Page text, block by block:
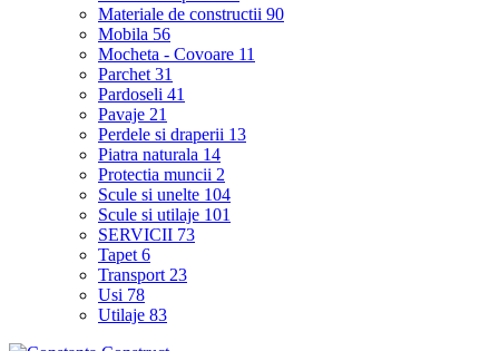
Materiale de constructii 90
Mobila 56
Mocheta - Covoare 11
Parchet 31
Pardoseli 41
Pavaje 21
Perdele si draperii 13
Piatra naturala 14
Protectia muncii 2
Scule si unelte 104
Scule si utilaje 101
SERVICII 73
Tapet 6
Transport 23
Usi 78
Utilaje 83